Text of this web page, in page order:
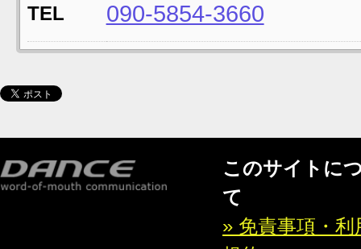
TEL 090-5854-3660
このサイトに
て
» 免責事項・利